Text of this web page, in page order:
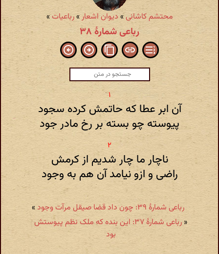
محتشم کاشانی» دیوان اشعار»رباعیات»
رباعی شمارهٔ ۳۸
آن ابر عطا که حاتمش کرده سجود
پیوسته چو بسته بر رخ مادر جود
ناچار ما چار شدیم از کرمش
راضی و ازو نیامد آن هم به وجود
رباعی شمارهٔ ۳۹: چون داد قضا صیقل مرآت وجود
»
«
رباعی شمارهٔ ۳۷: این بنده که ملک نظم پیوستش
بود